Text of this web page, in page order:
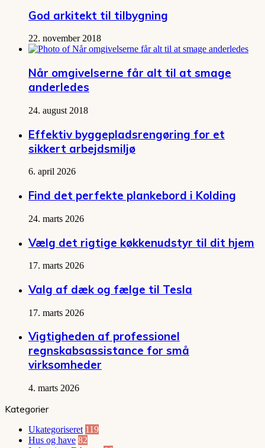
God arkitekt til tilbygning
22. november 2018
Når omgivelserne får alt til at smage
anderledes
24. august 2018
Effektiv byggepladsrengøring for et
sikkert arbejdsmiljø
6. april 2026
Find det perfekte plankebord i Kolding
24. marts 2026
Vælg det rigtige køkkenudstyr til dit hjem
17. marts 2026
Valg af dæk og fælge til Tesla
17. marts 2026
Vigtigheden af professionel
regnskabsassistance for små
virksomheder
4. marts 2026
Kategorier
Ukategoriseret 119
Hus og have 82